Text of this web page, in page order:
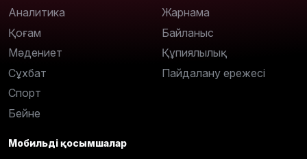
Аналитика
Қоғам
Мәдениет
Сұхбат
Спорт
Бейне
Жарнама
Байланыс
Құпиялылық
Пайдалану ережесі
Мобильді қосымшалар